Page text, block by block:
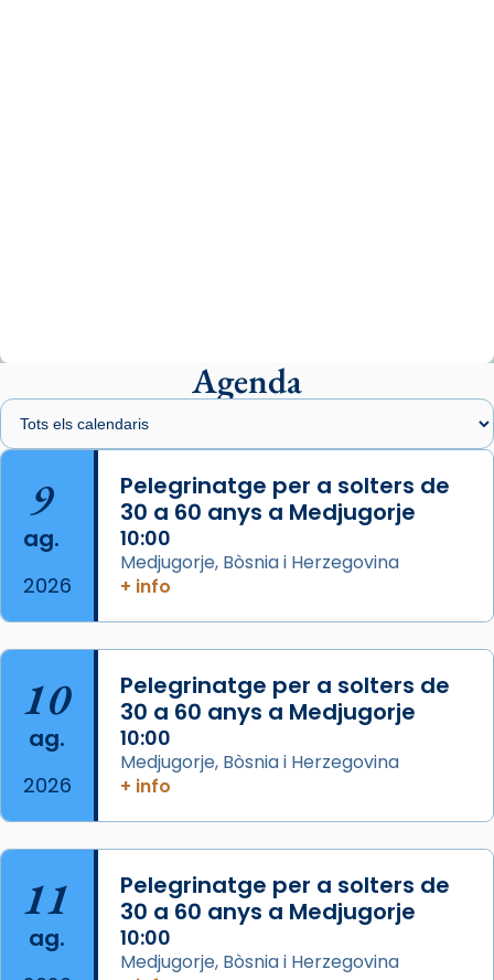
presidit aquest 27 de juliol la missa de Les
Santes de Mataró.
🔗
📸 J. Merino
Photo
View on Facebook ·
de Barcelona.
Aquest dilluns, 27 de juliol, ha tingut lloc la
missa d’acció de gràcies en agraïment al
comitè organitzador de la visita apostòlica
del Sant Pare Lleó XIV a Barcelona, i als
col·laboradors, a la Catedral de Barcelona.
L’arquebisbe de Barcelona, el cardenal Joan
Josep Omella, ha presidit la missa i l’ha
concelebrat el bisbe auxiliar de Barcelona,
Mons. David Abadías.
📸 Dr. G. Simón
Agenda
9
ag.
2026
Pelegrinatge per a solters de
30 a 60 anys a Medjugorje
10:00
Medjugorje, Bòsnia i Herzegovina
+ info
10
ag.
2026
Pelegrinatge per a solters de
30 a 60 anys a Medjugorje
10:00
Medjugorje, Bòsnia i Herzegovina
+ info
11
ag.
Pelegrinatge per a solters de
30 a 60 anys a Medjugorje
10:00
Medjugorje, Bòsnia i Herzegovina